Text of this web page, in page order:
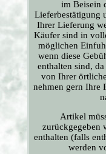
im Beisein
Lieferbestätigung
Ihrer Lieferung
Käufer sind in
möglichen
wenn diese
enthalten sind,
von Ihrer
nehmen gern Ihre
Artikel
zurückgegeben
enthalten (falls
werden